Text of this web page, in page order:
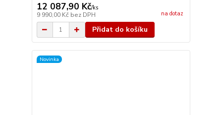
12 087,90 Kč/ks
9 990,00 Kč bez DPH na dotaz
Přidat do košíku
Novinka